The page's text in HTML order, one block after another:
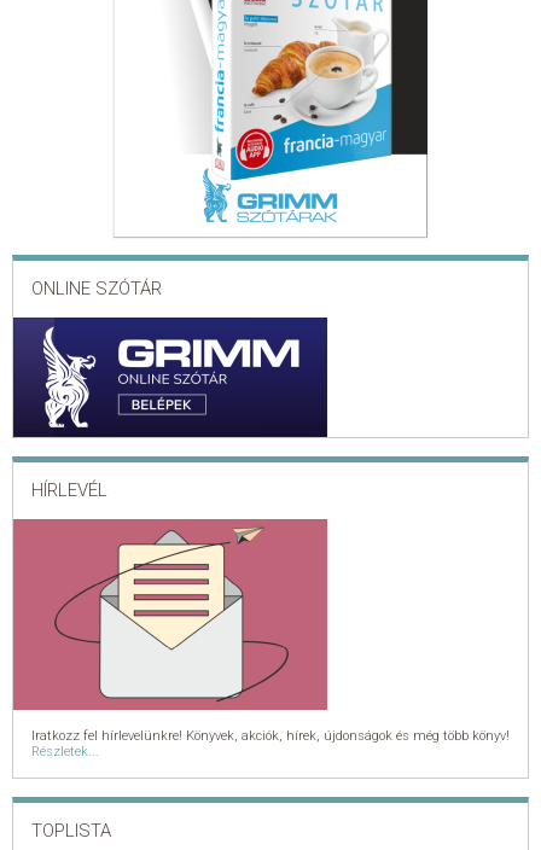
ONLINE SZÓTÁR
HÍRLEVÉL
Iratkozz fel hírlevelünkre! Könyvek, akciók, hírek, újdonságok és még több könyv!
Részletek...
TOPLISTA